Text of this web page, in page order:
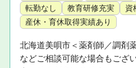
転勤なし
教育研修充実
資
産休・育休取得実績あり
北海道美唄市＜薬剤師／調剤
などご相談可能な場合もござ